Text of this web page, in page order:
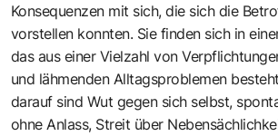
Konsequenzen mit sich, die sich die
vorstellen konnten. Sie finden sich in
das aus einer Vielzahl von
und lähmenden Alltagsproblemen
darauf sind Wut gegen sich selbst,
ohne Anlass, Streit über